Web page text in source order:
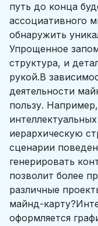
путь до конца
ассоциативного
обнаружить
Упрощенное
структура, и
рукой.В
деятельности
пользу.
иерархическую
сценарии
генерировать
позволит более
различные
майнд-
оформляется